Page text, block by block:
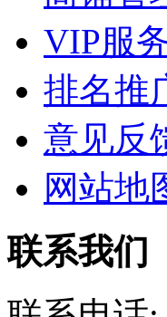
VIP服
排名推
意见反
网站地
联系我们